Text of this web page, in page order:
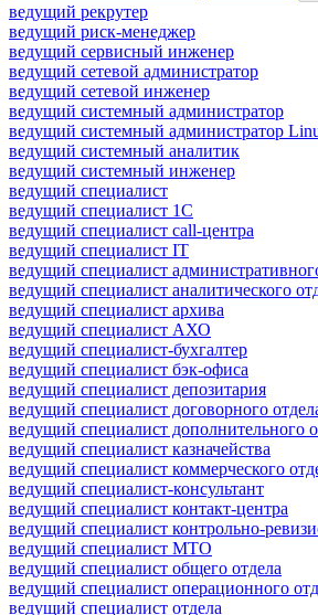
ведущий рекрутер
ведущий риск-менеджер
ведущий сервисный инженер
ведущий сетевой администратор
ведущий сетевой инженер
ведущий системный администратор
ведущий системный администратор
ведущий системный аналитик
ведущий системный инженер
ведущий специалист
ведущий специалист 1С
ведущий специалист call-центра
ведущий специалист IT
ведущий специалист
ведущий специалист аналитического
ведущий специалист архива
ведущий специалист АХО
ведущий специалист-бухгалтер
ведущий специалист бэк-офиса
ведущий специалист депозитария
ведущий специалист договорного
ведущий специалист дополнительного
ведущий специалист казначейства
ведущий специалист коммерческого
ведущий специалист-консультант
ведущий специалист контакт-центра
ведущий специалист контрольно-
ведущий специалист МТО
ведущий специалист общего отдела
ведущий специалист операционного
ведущий специалист отдела